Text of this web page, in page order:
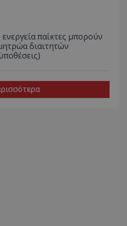
παίκτες μπορούν
διαιτητών